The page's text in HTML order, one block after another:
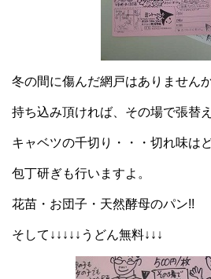
冬の間に傷んだ網戸はありません
持ち込み頂ければ、その場で張替
キャベツの千切り・・・切れ味は
包丁研ぎも行いますよ。
花苗・お団子・天然酵母のパン!!
そして↓↓↓↓↓うどん無料↓↓↓